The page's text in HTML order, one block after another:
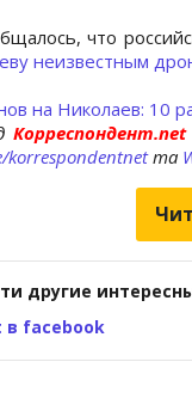
что
неизвестным
на Николаев: 10
та
другие
в facebook